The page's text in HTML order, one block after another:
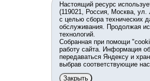
Настоящий ресурс
(119021, Россия, Москва,
с целью сбора технических
обслуживания. Продолжая
технологий.
Собранная при помощи
работу сайта. Информация
передаваться Яндексу и
выбрав соответствующие
Закрыть